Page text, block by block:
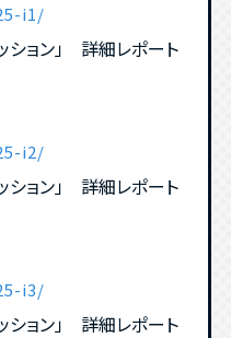
i1/
ション」 詳細レポート
i2/
ション」 詳細レポート
i3/
ション」 詳細レポート